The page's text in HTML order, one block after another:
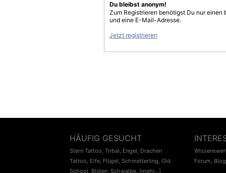
Du bleibst anonym!
Zum Registrieren benötigst Du nur einen
und eine E-Mail-Adresse.
Jetzt registrieren
HÄUFIG GESUCHT
Stern Tattoo, Tribal, Engel, Drachen
Tattoo, Elfe, Flügel, Schmetterling, Old
School, Blüten, Schwalbe, [mehr...]
Forum, Blog